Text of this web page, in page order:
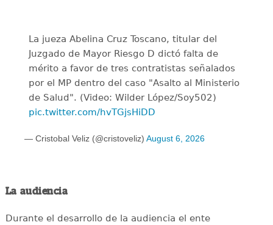
La jueza Abelina Cruz Toscano, titular del
Juzgado de Mayor Riesgo D dictó falta de
mérito a favor de tres contratistas señalados
por el MP dentro del caso "Asalto al Ministerio
de Salud". (Video: Wilder López/Soy502)
pic.twitter.com/hvTGjsHiDD
— Cristobal Veliz (@cristoveliz) August 6, 2026
La audiencia
Durante el desarrollo de la audiencia el ente